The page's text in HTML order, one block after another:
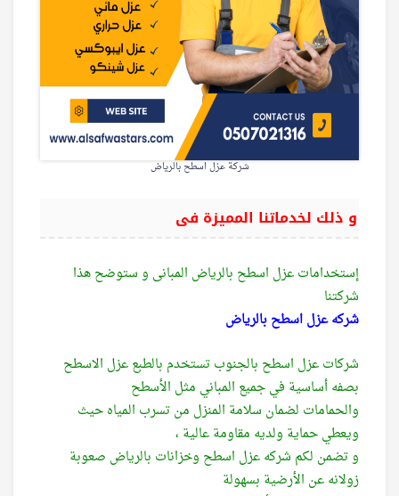
شركة عزل اسطح بالرياض
و ذلك لخدماتنا المميزة فى
إستخدامات عزل اسطح بالرياض المبانى و ستوضح هذا
شركتنا
شركه عزل اسطح بالرياض
شركات عزل اسطح بالجنوب تستخدم بالطبع عزل الاسطح
بصفه أساسية في جميع المباني مثل الأسطح
والحمامات لضمان سلامة المنزل من تسرب المياه حيث
ويعطي حماية ولديه مقاومة عالية ،
و تضمن لكم شركه عزل اسطح وخزانات بالرياض صعوبة
زولانه عن الأرضية بسهولة